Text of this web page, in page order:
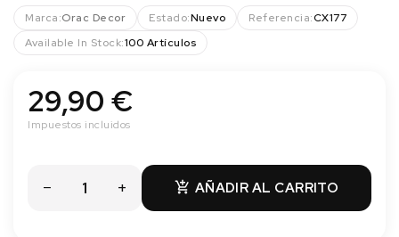
Marca:Orac Decor Estado:Nuevo Referencia:CX177
Available In Stock:100 Artículos
29,90 €
Impuestos incluidos
 AÑADIR AL CARRITO